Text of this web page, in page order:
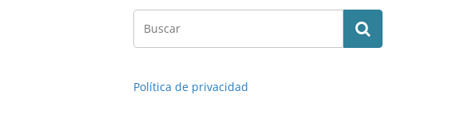
Política de privacidad